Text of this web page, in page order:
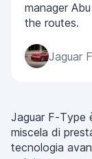
manager
the routes.
Jaguar
Jaguar F-Type
miscela di
tecnologia